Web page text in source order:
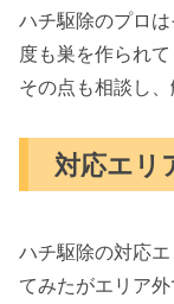
ハチ駆除のプロ
度も巣を作られ
その点も相談し、
対応エリ
ハチ駆除の対応
てみたがエリア